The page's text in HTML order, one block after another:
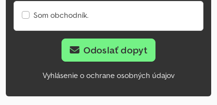
Som obchodník.
Odoslať dopyt
Vyhlásenie o ochrane osobných údajov